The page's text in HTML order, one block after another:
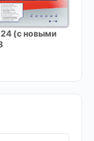
(с новыми